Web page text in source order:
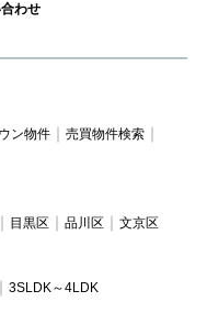
わせ
ン物件
売買物件検索
目黒区 品川区 文京区
3SLDK～4LDK